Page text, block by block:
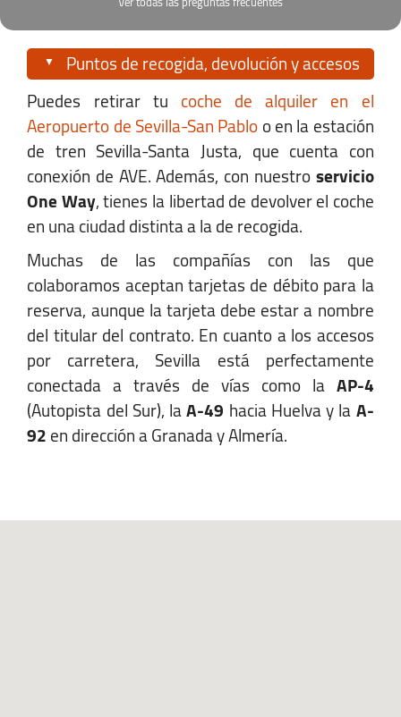
09:00 - 13:00
Domingo:09:00 - 13:00
Estación AVE Santa Justa
Estación Santa Justa | Avda.Kansas City,
s/n.
Sevilla Santa Justa, Sevilla 41007
+34 652 952 388
sevillaSJ@autofurgo.com
Ver Mapa
Horario:
Lunes-Viernes:07:30 - 22:00
Domingo:07:30 - 21:00
Puntos de recogida, devolución y accesos
Puedes retirar tu coche de alquiler en el
Aeropuerto de Sevilla-San Pabloo en la estación
de tren Sevilla-Santa Justa, que cuenta con
conexión de AVE. Además, con nuestroservicio
One Way, tienes la libertad de devolver el coche
en una ciudad distinta a la de recogida.
Muchas de las compañías con las que
colaboramos aceptan tarjetas de débito para la
reserva, aunque la tarjeta debe estar a nombre
del titular del contrato. En cuanto a los accesos
por carretera, Sevilla está perfectamente
conectada a través de vías como la AP-4
(Autopista del Sur), laA-49 hacia Huelva y laA-
92en dirección a Granada y Almería.